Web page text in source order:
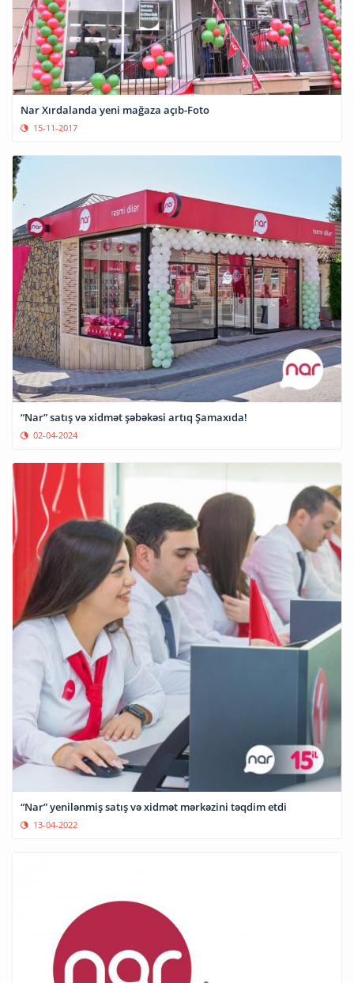
Nar Xırdalanda yeni mağaza açıb-Foto
15-11-2017
“Nar” satış və xidmət şəbəkəsi artıq Şamaxıda!
02-04-2024
“Nar” yenilənmiş satış və xidmət mərkəzini təqdim etdi
13-04-2022